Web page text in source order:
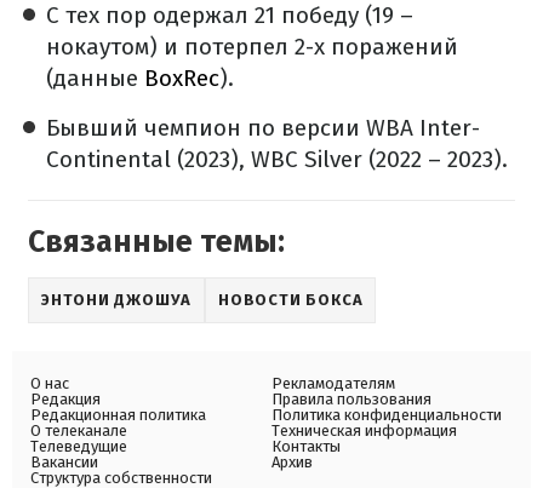
С тех пор одержал 21 победу (19 –
нокаутом) и потерпел 2-х поражений
(данные BoxRec).
Бывший чемпион по версии WBA Inter-
Continental (2023), WBC Silver (2022 – 2023).
Связанные темы:
ЭНТОНИ ДЖОШУА НОВОСТИ БОКСА
О нас
Редакция
Редакционная политика
О телеканале
Телеведущие
Вакансии
Структура собственности
Рекламодателям
Правила пользования
Политика конфиденциальности
Техническая информация
Контакты
Архив